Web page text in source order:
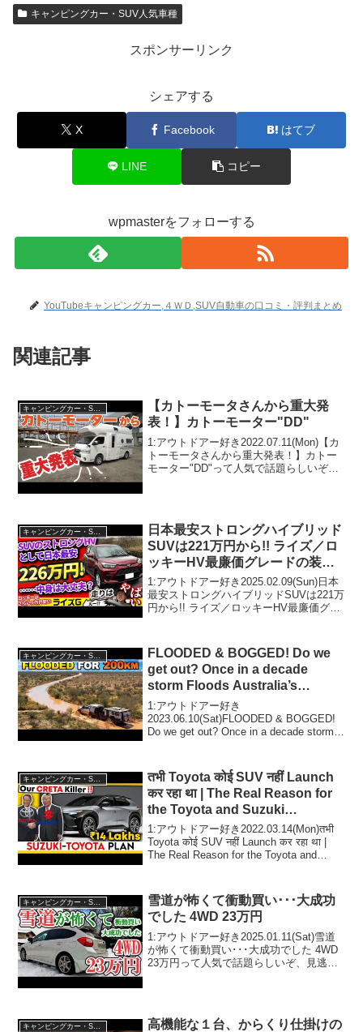
キャンピングカー・SUV人気車種
スポンサーリンク
シェアする
X Facebook はてブ
LINE コピー
wpmasterをフォローする
YouTubeキャンピングカー,４ＷＤ,SUV自動車の口コミ・評判まとめ
関連記事
【カトーモータさんから重大発
表！】カトーモーター"DD"
1:アウトドアー好き2022.07.11(Mon)【カ
トーモータさんから重大発表！】カトー
モーター"DD"って人気で話題らしいぞ、
キャンピングカー・SUV人気車種
日本最安ストロングハイブリッド
SUVは221万円から!! ライズ／ロ
ッキーHV最廉価グレードの装備
と走りはどうなんだ？【vs物価
高! インフレ反逆車シリーズ トヨ
タ／ダイハツ編】
1:アウトドアー好き2025.02.09(Sun)日本
最安ストロングハイブリッドSUVは221万
円から!! ライズ／ロッキーHV最廉価グレ
ダイハツ編】って人気で話...
FLOODED & BOGGED! Do we
get out? Once in a decade
storm Floods Australia’s
DRIEST town!
1:アウトドアー好き
2023.06.10(Sat)FLOODED & BOGGED!
Do we get out? Once in a decade storm
キャンピングカー・SUV人気車種
तभी Toyota कोई SUV नहीं Launch
कर रहा था | The Real Reason for
the Toyota and Suzuki
Collaboration
1:アウトドアー好き2022.03.14(Mon)तभी
Toyota कोई SUV नहीं Launch कर रहा था |
The Real Reason for the Toyota and
キャンピングカー・SUV人気車種
雪道が怖くて衝動買い･･･大成功
でした 4WD 23万円
1:アウトドアー好き2025.01.11(Sat)雪道
が怖くて衝動買い･･･大成功でした 4WD
23万円って人気で話題らしいぞ、見逃さ
高機能な１台、からくり仕掛けの